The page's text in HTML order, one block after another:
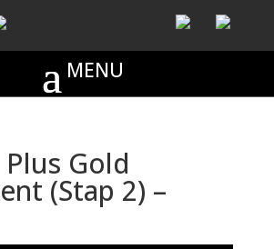
Gold
(Stap 2) –